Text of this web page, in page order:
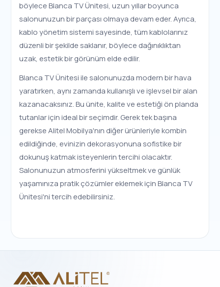
böylece Blanca TV Ünitesi, uzun yıllar boyunca
salonunuzun bir parçası olmaya devam eder. Ayrıca,
kablo yönetim sistemi sayesinde, tüm kablolarınız
düzenli bir şekilde saklanır, böylece dağınıklıktan
uzak, estetik bir görünüm elde edilir.
Blanca TV Ünitesi ile salonunuzda modern bir hava
yaratırken, aynı zamanda kullanışlı ve işlevsel bir alan
kazanacaksınız. Bu ünite, kalite ve estetiği ön planda
tutanlar için ideal bir seçimdir. Gerek tek başına
gerekse Alitel Mobilya'nın diğer ürünleriyle kombin
edildiğinde, evinizin dekorasyonuna sofistike bir
dokunuş katmak isteyenlerin tercihi olacaktır.
Salonunuzun atmosferini yükseltmek ve günlük
yaşamınıza pratik çözümler eklemek için Blanca TV
Ünitesi'ni tercih edebilirsiniz.